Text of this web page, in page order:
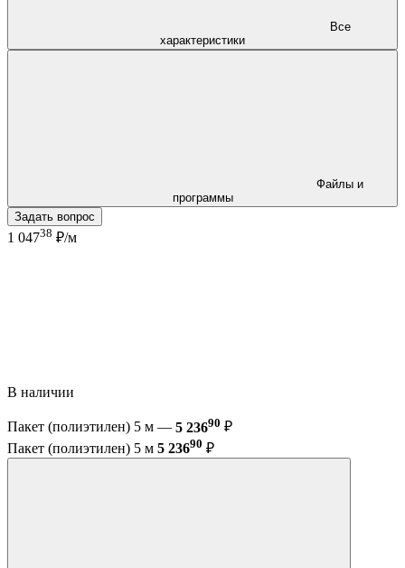
характеристики
программы
Задать вопрос
1 04738 ₽/м
В наличии
Пакет (полиэтилен) 5 м — 5 23690 ₽
Пакет (полиэтилен) 5 м 5 23690 ₽